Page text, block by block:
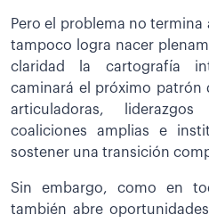
Pero el problema no
tampoco logra nacer
claridad la cartografía
caminará el próximo patrón
articuladoras,
coaliciones amplias e
sostener una transición
Sin embargo, como en
también abre